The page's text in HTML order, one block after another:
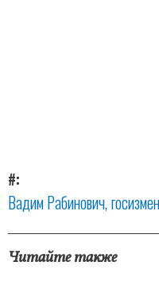
#
Вадим Рабинович
Читайте также